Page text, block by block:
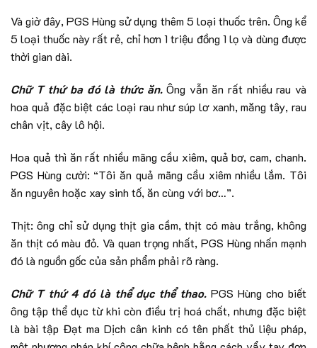
Và giờ đây, PGS Hùng sử dụng thêm 5 loại thuốc trên. Ông kể
5 loại thuốc này rất rẻ, chỉ hơn 1 triệu đồng 1 lọ và dùng được
thời gian dài.
Chữ T thứ ba đó là thức ăn. Ông vẫn ăn rất nhiều rau và
hoa quả đặc biệt các loại rau như súp lơ xanh, măng tây, rau
chân vịt, cây lô hội.
Hoa quả thì ăn rất nhiều mãng cầu xiêm, quả bơ, cam, chanh.
PGS Hùng cười: “Tôi ăn quả mãng cầu xiêm nhiều lắm. Tôi
ăn nguyên hoặc xay sinh tố, ăn cùng với bơ…”.
Thịt: ông chỉ sử dụng thịt gia cầm, thịt có màu trắng, không
ăn thịt có màu đỏ. Và quan trọng nhất, PGS Hùng nhấn mạnh
đó là nguồn gốc của sản phẩm phải rõ ràng.
Chữ T thứ 4 đó là thể dục thể thao. PGS Hùng cho biết
ông tập thể dục từ khi còn điều trị hoá chất, nhưng đặc biệt
là bài tập Đạt ma Dịch cân kinh có tên phất thủ liệu pháp,